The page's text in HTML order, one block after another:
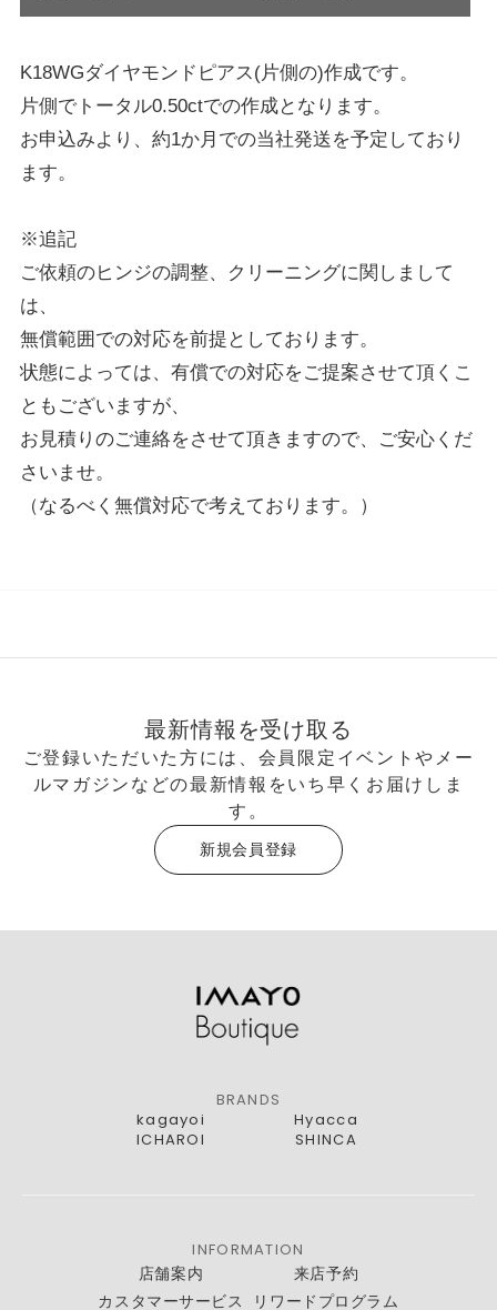
K18WGダイヤモンドピアス(片側の)作成です。
片側でトータル0.50ctでの作成となります。
お申込みより、約1か月での当社発送を予定しており
ます。
※追記
ご依頼のヒンジの調整、クリーニングに関しまして
は、
無償範囲での対応を前提としております。
状態によっては、有償での対応をご提案させて頂くこ
ともございますが、
お見積りのご連絡をさせて頂きますので、ご安心くだ
さいませ。
（なるべく無償対応で考えております。）
最新情報を受け取る
ご登録いただいた方には、会員限定イベントやメー
ルマガジンなどの最新情報をいち早くお届けしま
す。
新規会員登録
BRANDS
kagayoi
Hyacca
ICHAROI
SHINCA
INFORMATION
店舗案内
来店予約
カスタマーサービス
リワードプログラム